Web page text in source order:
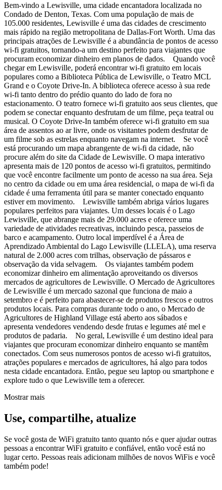
Bem-vindo a Lewisville, uma cidade encantadora localizada no
Condado de Denton, Texas. Com uma população de mais de
105.000 residentes, Lewisville é uma das cidades de crescimento
mais rápido na região metropolitana de Dallas-Fort Worth. Uma das
principais atrações de Lewisville é a abundância de pontos de acesso
wi-fi gratuitos, tornando-a um destino perfeito para viajantes que
procuram economizar dinheiro em planos de dados. Quando você
chegar em Lewisville, poderá encontrar wi-fi gratuito em locais
populares como a Biblioteca Pública de Lewisville, o Teatro MCL
Grand e o Coyote Drive-In. A biblioteca oferece acesso à sua rede
wi-fi tanto dentro do prédio quanto do lado de fora no
estacionamento. O teatro fornece wi-fi gratuito aos seus clientes, que
podem se conectar enquanto desfrutam de um filme, peça teatral ou
musical. O Coyote Drive-In também oferece wi-fi gratuito em sua
área de assentos ao ar livre, onde os visitantes podem desfrutar de
um filme sob as estrelas enquanto navegam na internet. Se você
está procurando um mapa abrangente de wi-fi da cidade, não
procure além do site da Cidade de Lewisville. O mapa interativo
apresenta mais de 120 pontos de acesso wi-fi gratuitos, permitindo
que você encontre facilmente um ponto de acesso na sua área. Seja
no centro da cidade ou em uma área residencial, o mapa de wi-fi da
cidade é uma ferramenta útil para se manter conectado enquanto
estiver em movimento. Lewisville também abriga vários lugares
populares perfeitos para viajantes. Um desses locais é o Lago
Lewisville, que abrange mais de 29.000 acres e oferece uma
variedade de atividades recreativas, incluindo pesca, passeios de
barco e acampamento. Outro local imperdível é a Área de
Aprendizado Ambiental do Lago Lewisville (LLELA), uma reserva
natural de 2.000 acres com trilhas, observação de pássaros e
observação da vida selvagem. Os viajantes também podem
economizar dinheiro em alimentação aproveitando os diversos
mercados de agricultores de Lewisville. O Mercado de Agricultores
de Lewisville é um mercado sazonal que funciona de maio a
setembro e é perfeito para abastecer-se de produtos frescos e outros
produtos locais. Para compras durante todo o ano, o Mercado de
Agricultores de Highland Village está aberto aos sábados e
apresenta vendedores vendendo desde frutas e legumes até mel e
produtos de padaria. No geral, Lewisville é um destino ideal para
viajantes que procuram economizar dinheiro enquanto se mantêm
conectados. Com seus numerosos pontos de acesso wi-fi gratuitos,
atrações populares e mercados de agricultores, há algo para todos
nesta cidade encantadora. Então, pegue seu laptop ou smartphone e
explore tudo o que Lewisville tem a oferecer.
Mostrar mais
Use, compartilhe, atualize
Se você gosta de WiFi gratuito tanto quanto nós e quer ajudar outras
pessoas a encontrar WiFi gratuito e confiável, então você está no
lugar certo. Pessoas reais adicionam milhões de novos WiFis e você
também pode!